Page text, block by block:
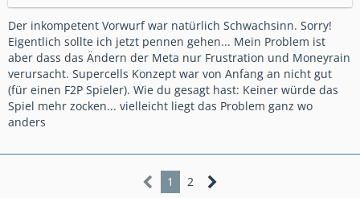
Der inkompetent Vorwurf war natürlich Schwachsinn. Sorry!
Eigentlich sollte ich jetzt pennen gehen... Mein Problem ist
aber dass das Ändern der Meta nur Frustration und Moneyrain
verursacht. Supercells Konzept war von Anfang an nicht gut
(für einen F2P Spieler). Wie du gesagt hast: Keiner würde das
Spiel mehr zocken... vielleicht liegt das Problem ganz wo
anders
1 2